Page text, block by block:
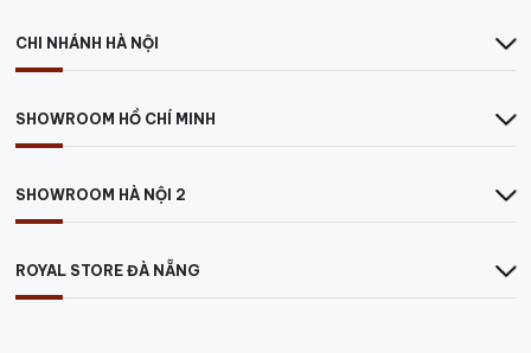
trọng của loại rượu này.
CHI NHÁNH HÀ NỘI
SHOWROOM HỒ CHÍ MINH
SHOWROOM HÀ NỘI 2
ROYAL STORE ĐÀ NẴNG